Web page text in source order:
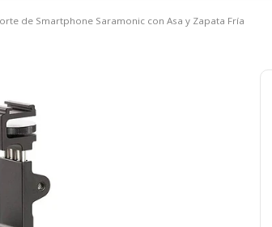
de Smartphone Saramonic con Asa y Zapata Fría